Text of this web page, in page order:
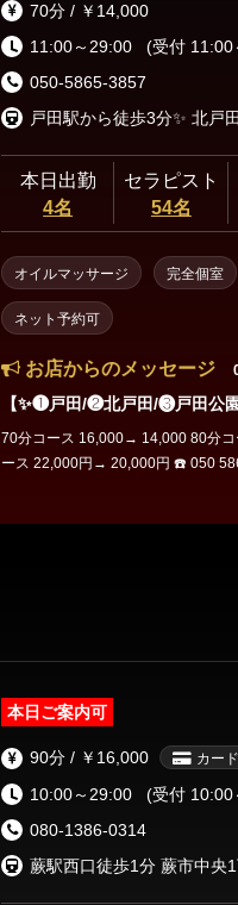
70分 / ￥14,000
11:00～29:00
(受付 11:00
050-5865-3857
本日出勤
4名
セラピスト
54名
オイルマッサージ 完全個室
ネット予約可
お店からのメッセージ
【✨❶戸田/❷北戸田/❸戸田公
70分コース 16,000→ 14,000 80分
ース 22,000円→ 20,000円 ☎️ 050 5865 3857 公式LINE @990hdnxz X
本日ご案内可
90分 / ￥16,000 カー
10:00～29:00
(受付 10:00
080-1386-0314